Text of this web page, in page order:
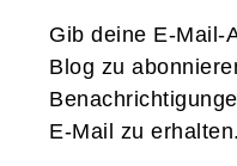
Gib deine E-Mail-
Blog zu
E-Mail zu erhalten.